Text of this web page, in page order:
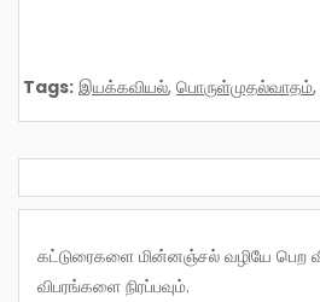
Tags: இயக்கவியல், பொருள்முதல்வாதம்,
கட்டுரைகளை மின்னஞ்சல் வழியே பெற விரும்புவோர், கீழ்க்காணும்
விபரங்களை நிரப்பவும்.